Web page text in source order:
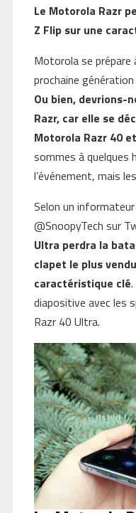
Le Motorola Razr
Z Flip sur une
Motorola se
prochaine
Ou bien, devrions-
Razr, car elle se
Motorola Razr 40
sommes à quelques
l’événement, mais
Selon un
@SnoopyTech sur
Ultra perdra la
clapet le plus
caractéristique clé
diapositive avec les
Razr 40 Ultra.